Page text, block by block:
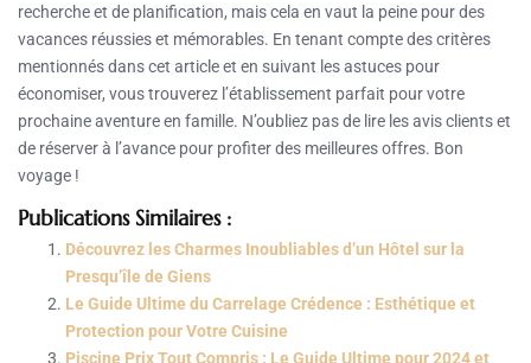
recherche et de planification, mais cela en vaut la peine pour des
vacances réussies et mémorables. En tenant compte des critères
mentionnés dans cet article et en suivant les astuces pour
économiser, vous trouverez l’établissement parfait pour votre
prochaine aventure en famille. N’oubliez pas de lire les avis clients et
de réserver à l’avance pour profiter des meilleures offres. Bon
voyage !
Publications Similaires :
Découvrez les Charmes Inoubliables d’un Hôtel sur la
Presqu’île de Giens
Le Guide Ultime du Carrelage Crédence : Esthétique et
Protection pour Votre Cuisine
Piscine Prix Tout Compris : Le Guide Ultime pour 2024 et